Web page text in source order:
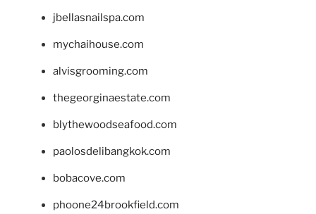
jbellasnailspa.com
mychaihouse.com
alvisgrooming.com
thegeorginaestate.com
blythewoodseafood.com
paolosdelibangkok.com
bobacove.com
phoone24brookfield.com